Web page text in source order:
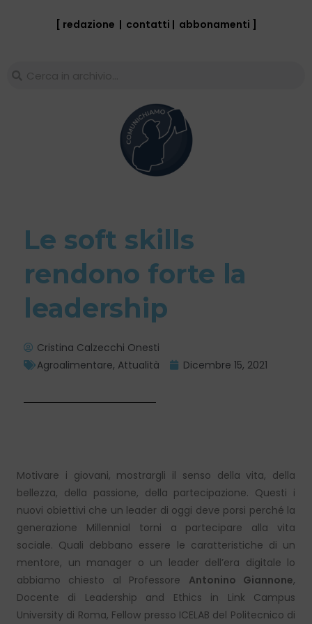
[ redazione | contatti | abbonamenti ]
Le soft skills
rendono forte la
leadership
Cristina Calzecchi Onesti
Agroalimentare, Attualità Dicembre 15, 2021
Motivare i giovani, mostrargli il senso della vita, della
bellezza, della passione, della partecipazione. Questi i
nuovi obiettivi che un leader di oggi deve porsi perché la
generazione Millennial torni a partecipare alla vita
sociale. Quali debbano essere le caratteristiche di un
mentore, un manager o un leader dell’era digitale lo
abbiamo chiesto al Professore Antonino Giannone,
Docente di Leadership and Ethics in Link Campus
University di Roma, Fellow presso ICELAB del Politecnico di